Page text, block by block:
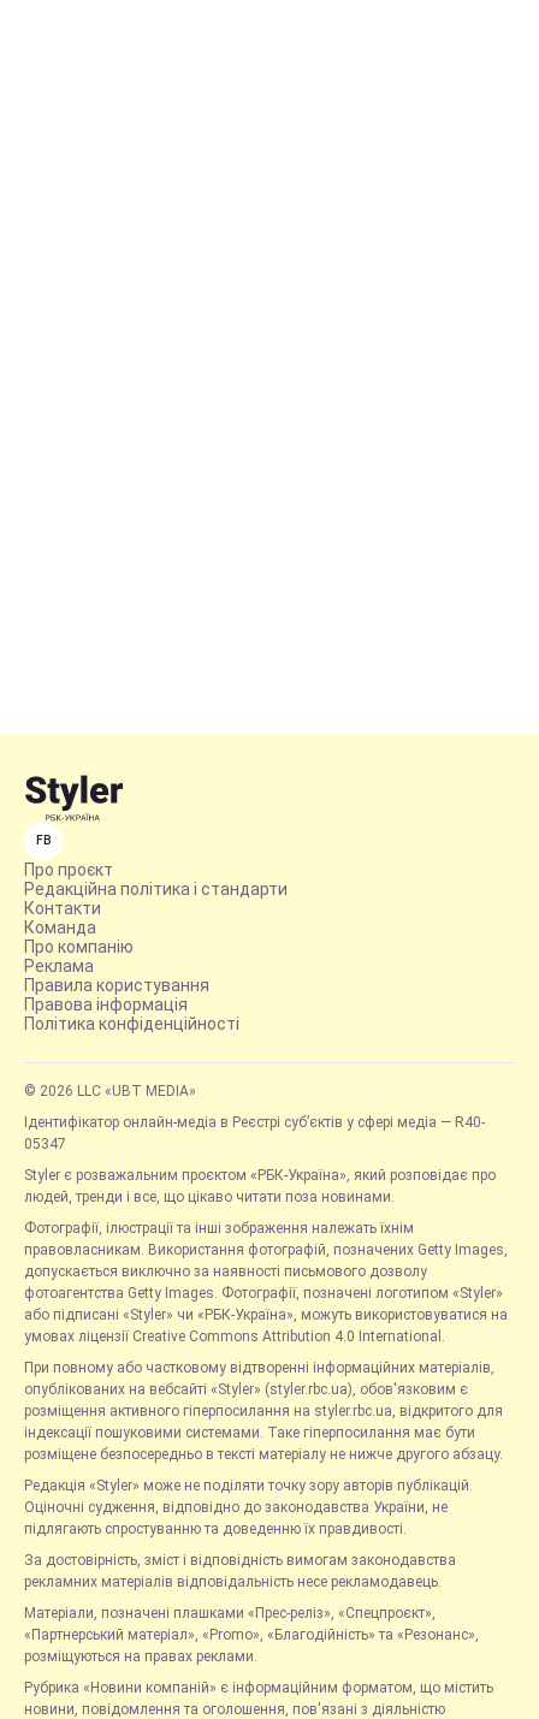
FB
Про проєкт
Редакційна політика і стандарти
Контакти
Команда
Про компанію
Реклама
Правила користування
Правова інформація
Політика конфіденційності
© 2026 LLC «UBT MEDIA»
Ідентифікатор онлайн-медіа в Реєстрі суб’єктів у сфері медіа — R40-
05347
Styler є розважальним проєктом «РБК-Україна», який розповідає про
людей, тренди і все, що цікаво читати поза новинами.
Фотографії, ілюстрації та інші зображення належать їхнім
правовласникам. Використання фотографій, позначених Getty Images,
допускається виключно за наявності письмового дозволу
фотоагентства Getty Images. Фотографії, позначені логотипом «Styler»
або підписані «Styler» чи «РБК-Україна», можуть використовуватися на
умовах ліцензії Creative Commons Attribution 4.0 International.
При повному або частковому відтворенні інформаційних матеріалів,
опублікованих на вебсайті «Styler» (styler.rbc.ua), обов'язковим є
розміщення активного гіперпосилання на styler.rbc.ua, відкритого для
індексації пошуковими системами. Таке гіперпосилання має бути
розміщене безпосередньо в тексті матеріалу не нижче другого абзацу.
Редакція «Styler» може не поділяти точку зору авторів публікацій.
Оціночні судження, відповідно до законодавства України, не
підлягають спростуванню та доведенню їх правдивості.
За достовірність, зміст і відповідність вимогам законодавства
рекламних матеріалів відповідальність несе рекламодавець.
Матеріали, позначені плашками «Прес-реліз», «Спецпроєкт»,
«Партнерський матеріал», «Promo», «Благодійність» та «Резонанс»,
розміщуються на правах реклами.
Рубрика «Новини компаній» є інформаційним форматом, що містить
новини, повідомлення та оголошення, пов'язані з діяльністю